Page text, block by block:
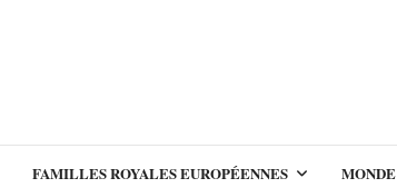
FAMILLES ROYALES EUROPÉENNES MONDE